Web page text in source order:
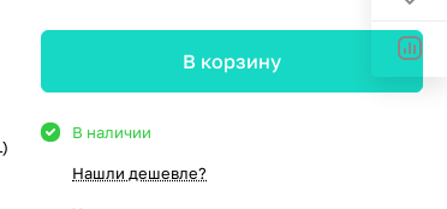
В корзину
В наличии
Нашли дешевле?